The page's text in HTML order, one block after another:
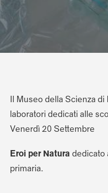
Il Museo della Scienza
laboratori dedicati alle
Venerdì 20 Settembre
Eroi per Natura dedicato
primaria.